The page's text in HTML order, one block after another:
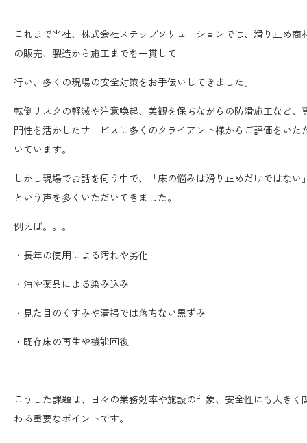
これまで当社、株式会社ステップソリューションでは、滑り止め商
の販売、製造から施工までを一貫して
行い、多くの現場の安全対策をお手伝いしてきました。
転倒リスクの軽減や注意喚起、美観を保ちながらの防滑施工など、
門性を活かしたサービスに多くのクライアント様からご評価をいた
いています。
しかし現場でお話を伺う中で、「床の悩みは滑り止めだけではない
という声を多くいただいてきました。
例えば。。。
・長年の使用による汚れや劣化
・油や薬品による染み込み
・見た目のくすみや清掃では落ちない黒ずみ
・既存床の再生や機能回復
こうした課題は、日々の業務効率や施設の印象、安全性にも大きく
わる重要なポイントです。